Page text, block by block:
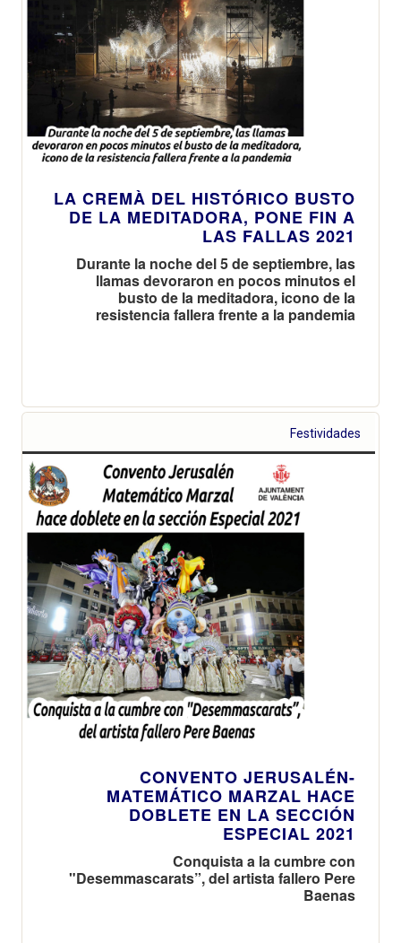
LA CREMÀ DEL HISTÓRICO BUSTO
DE LA MEDITADORA, PONE FIN A
LAS FALLAS 2021
Durante la noche del 5 de septiembre, las
llamas devoraron en pocos minutos el
busto de la meditadora, icono de la
resistencia fallera frente a la pandemia
Festividades
CONVENTO JERUSALÉN-
MATEMÁTICO MARZAL HACE
DOBLETE EN LA SECCIÓN
ESPECIAL 2021
Conquista a la cumbre con
"Desemmascarats”, del artista fallero Pere
Baenas